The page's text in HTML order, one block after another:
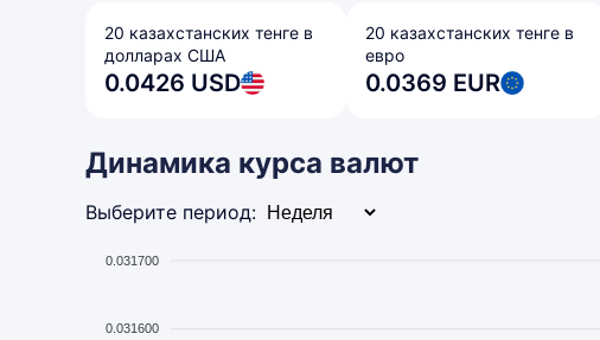
20 казахстанских тенге в
долларах США
0.0426 USD
20 казахстанских тенге в
евро
0.0369 EUR
Динамика курса валют
Выберите период:
0.031700
0.031600